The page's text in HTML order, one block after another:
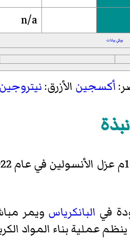
n/a
ويكي بيانات
أكسجين الأزرق: نيتروجين
نبذة
في البانكرياس ويمر
عملية بناء المواد